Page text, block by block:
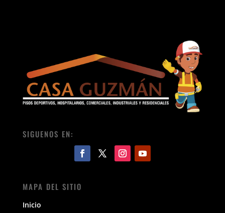
SIGUENOS EN:
MAPA DEL SITIO
Inicio